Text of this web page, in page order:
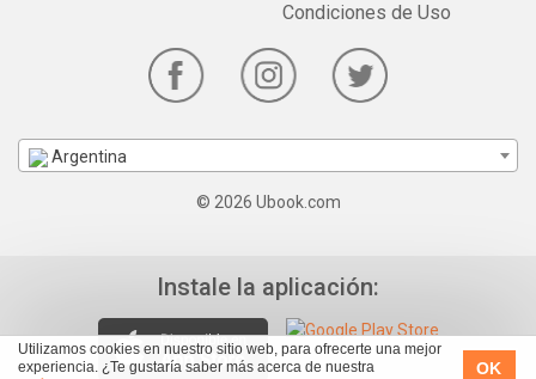
Utilizamos cookies en nuestro sitio web, para ofrecerte una mejor
experiencia. ¿Te gustaría saber más acerca de nuestra
OK
Condiciones de Uso
Argentina
© 2026 Ubook.com
Instale la aplicación: